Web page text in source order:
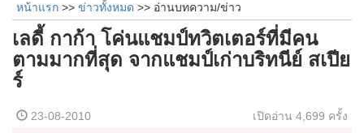
หน้าแรก >> ข่าวทั้งหมด >> อ่านบทความ/ข่าว
เลดี้ กาก้า โค่นแชมป์ทวิตเตอร์ที่มีคน
ตามมากที่สุด จากแชมป์เก่าบริทนีย์ สเปีย
ร์
23-08-2010 เปิดอ่าน 4,699 ครั้ง